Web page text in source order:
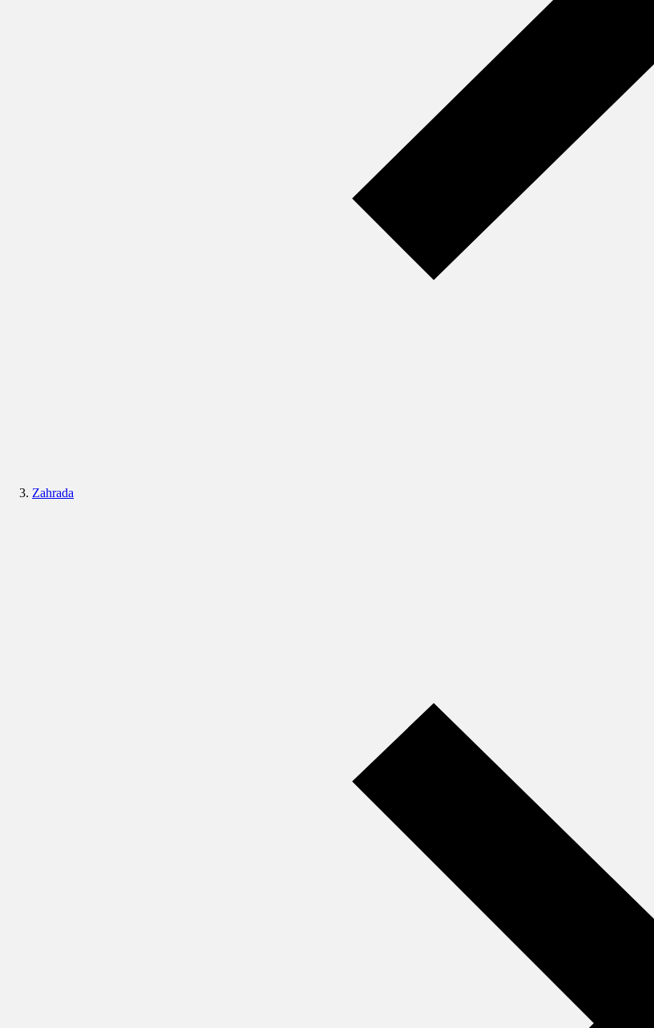
Zahrada